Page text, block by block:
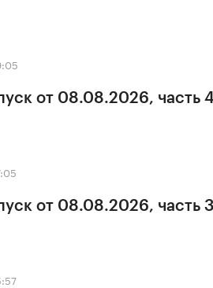
от 08.08.2026, часть
от 08.08.2026, часть